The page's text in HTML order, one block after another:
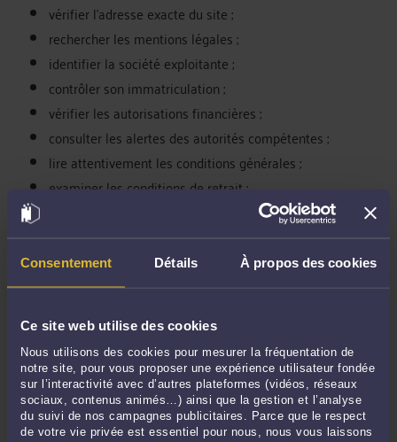
Consentement Détails À propos des cookies
Ce site web utilise des cookies
Nous utilisons des cookies pour mesurer la fréquentation de
notre site, pour vous proposer une expérience utilisateur fondée
sur l’interactivité avec d’autres plateformes (vidéos, réseaux
sociaux, contenus animés…) ainsi que la gestion et l’analyse
du suivi de nos campagnes publicitaires. Parce que le respect
de votre vie privée est essentiel pour nous, nous vous laissons
vérifier l’adresse exacte du site ;
rechercher les mentions légales ;
identifier la société exploitante ;
contrôler son immatriculation ;
vérifier les autorisations financières ;
consulter les alertes des autorités compétentes ;
lire attentivement les conditions générales ;
examiner les conditions de retrait ;
ne transmettre aucun document personnel sans certitude
;
ne verser aucune somme sous pression.
Il faut particulièrement se méfier des discours fondés sur
opportunité. Ces techniques sont fréquemment utilisées
pour pousser les victimes à agir sans réfléchir.
9. Que faire si vous avez déjà effectué un paiement ?